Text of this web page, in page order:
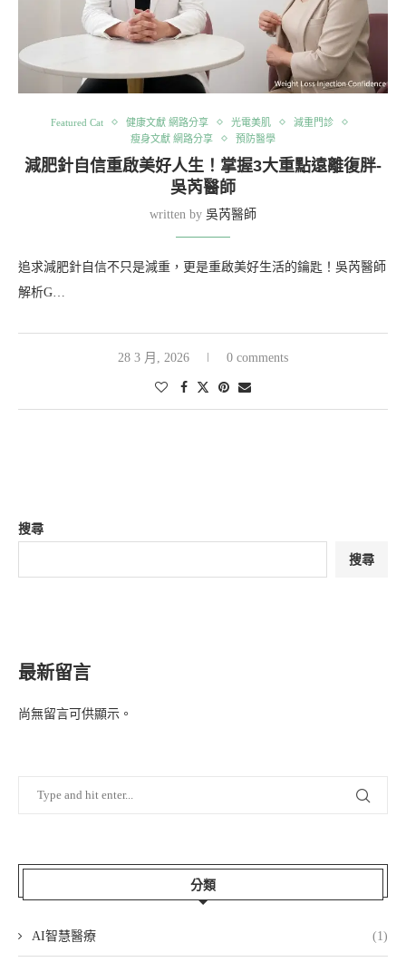
Featured Cat 健康文獻 網路分享 光電美肌
減重門診
瘦身文獻 網路分享
預防醫學
減肥針自信重啟美好人生！掌握3大重點遠離復胖-
吳芮醫師
written by 吳芮醫師
追求減肥針自信不只是減重，更是重啟美好生活的鑰匙！吳芮醫師
解析G…
28 3 月, 2026 0 comments
搜尋
搜尋
最新留言
尚無留言可供顯示。
分類
AI智慧醫療 (1)